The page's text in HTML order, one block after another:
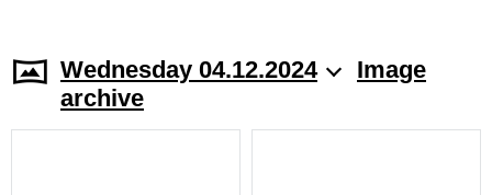
Wednesday 04.12.2024
Image
archive